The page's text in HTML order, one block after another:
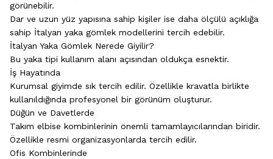
görünebilir.
Dar ve uzun yüz yapısına sahip kişiler ise daha ölçülü açıklığa
sahip İtalyan yaka gömlek modellerini tercih edebilir.
İtalyan Yaka Gömlek Nerede Giyilir?
Bu yaka tipi kullanım alanı açısından oldukça esnektir.
İş Hayatında
Kurumsal giyimde sık tercih edilir. Özellikle kravatla birlikte
kullanıldığında profesyonel bir görünüm oluşturur.
Düğün ve Davetlerde
Takım elbise kombinlerinin önemli tamamlayıcılarından biridir.
Özellikle resmi organizasyonlarda tercih edilir.
Ofis Kombinlerinde